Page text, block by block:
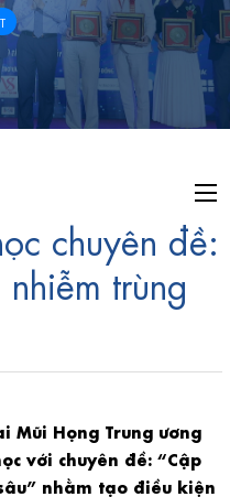
chuyên đề:
trùng
Mũi Họng Trung ương
với chuyên đề: “Cập
nhằm tạo điều kiện